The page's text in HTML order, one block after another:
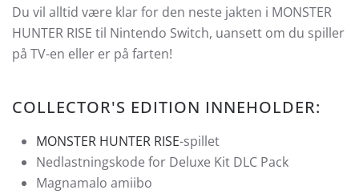
Du vil alltid være klar for den neste jakten i MONSTER
HUNTER RISE til Nintendo Switch, uansett om du spiller
på TV-en eller er på farten!
COLLECTOR'S EDITION INNEHOLDER:
MONSTER HUNTER RISE-spillet
Nedlastningskode for Deluxe Kit DLC Pack
Magnamalo amiibo